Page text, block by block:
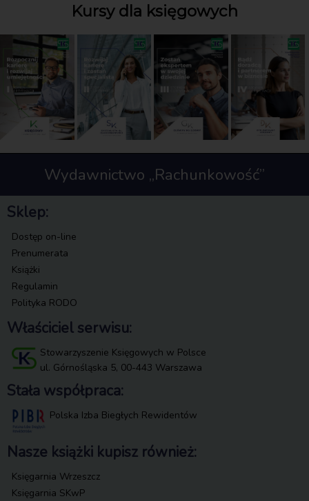
Kursy dla księgowych
Wydawnictwo „Rachunkowość”
Sklep:
Dostęp on-line
Prenumerata
Książki
Regulamin
Polityka RODO
Właściciel serwisu:
Stowarzyszenie Księgowych w Polsce
ul. Górnośląska 5, 00-443 Warszawa
Stała współpraca:
Polska Izba Biegłych Rewidentów
Nasze książki kupisz również:
Księgarnia Wrzeszcz
Księgarnia SKwP